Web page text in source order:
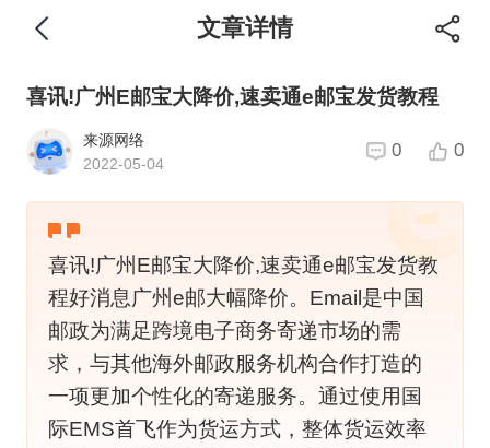
文章详情
喜讯!广州E邮宝大降价,速卖通e邮宝发货教程
来源网络
2022-05-04
0 0
喜讯!广州E邮宝大降价,速卖通e邮宝发货教
程好消息广州e邮大幅降价。Email是中国
邮政为满足跨境电子商务寄递市场的需
求，与其他海外邮政服务机构合作打造的
一项更加个性化的寄递服务。通过使用国
际EMS首飞作为货运方式，整体货运效率